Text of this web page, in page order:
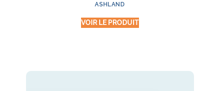
ASHLAND
VOIR LE PRODUIT